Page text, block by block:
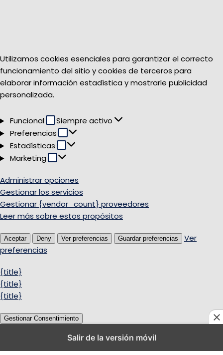
Utilizamos cookies esenciales para garantizar el correcto
funcionamiento del sitio y cookies de terceros para
elaborar información estadística y mostrarle publicidad
personalizada.
Funcional Funcional
Siempre activo
Preferencias
Preferencias
Estadísticas Estadísticas
Marketing Marketing
Administrar opciones
Gestionar los servicios
Gestionar {vendor_count} proveedores
Leer más sobre estos propósitos
Aceptar Deny Ver preferencias Guardar preferencias
Ver
preferencias
{title}
{title}
{title}
Gestionar Consentimiento
Salir de la versión móvil